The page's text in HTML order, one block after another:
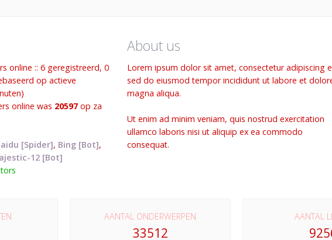
online :: 6 geregistreerd, 0
op actieve
online was 20597 op za
[Spider], Bing [Bot],
12 [Bot]
About us
Lorem ipsum dolor sit amet, consectetur adipiscing
sed do eiusmod tempor incididunt ut labore et
magna aliqua.
Ut enim ad minim veniam, quis nostrud exercitation
ullamco laboris nisi ut aliquip ex ea commodo
consequat.
AANTAL ONDERWERPEN
33512
AANTAL